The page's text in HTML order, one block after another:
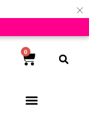
×
0